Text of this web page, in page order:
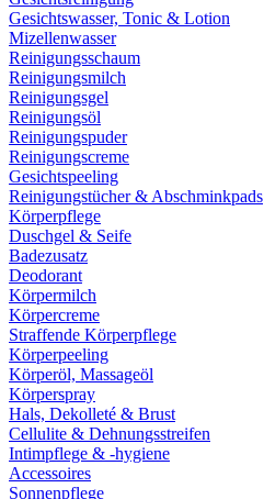
Gesichtswasser, Tonic & Lotion
Mizellenwasser
Reinigungsschaum
Reinigungsmilch
Reinigungsgel
Reinigungsöl
Reinigungspuder
Reinigungscreme
Gesichtspeeling
Reinigungstücher & Abschminkpads
Körperpflege
Duschgel & Seife
Badezusatz
Deodorant
Körpermilch
Körpercreme
Straffende Körperpflege
Körperpeeling
Körperöl, Massageöl
Körperspray
Hals, Dekolleté & Brust
Cellulite & Dehnungsstreifen
Intimpflege & -hygiene
Accessoires
Sonnenpflege